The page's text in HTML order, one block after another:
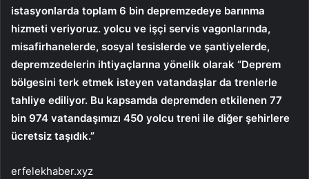
istasyonlarda toplam 6 bin depremzedeye barınma
hizmeti veriyoruz. yolcu ve işçi servis vagonlarında,
misafirhanelerde, sosyal tesislerde ve şantiyelerde,
depremzedelerin ihtiyaçlarına yönelik olarak “Deprem
bölgesini terk etmek isteyen vatandaşlar da trenlerle
tahliye ediliyor. Bu kapsamda depremden etkilenen 77
bin 974 vatandaşımızı 450 yolcu treni ile diğer şehirlere
ücretsiz taşıdık.”
erfelekhaber.xyz